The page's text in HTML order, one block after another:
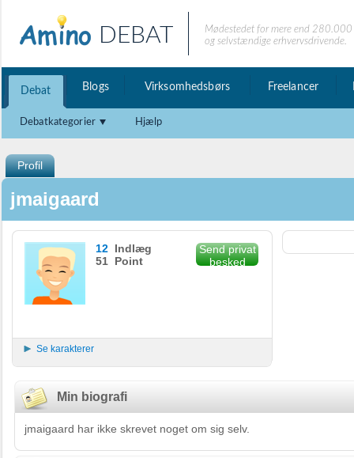
DEBAT
Mødestedet for mere end
og selvstændige erhvervsdrivende.
Debat Blogs Virksomhedsbørs Freelancer
Debatkategorier Hjælp
Profil
jmaigaard
12 Indlæg
51 Point
Send privat
besked
Se karakterer
Min biografi
jmaigaard har ikke skrevet noget om sig selv.